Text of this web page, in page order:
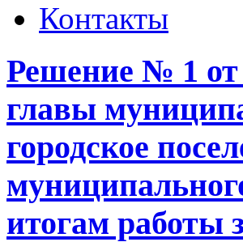
Контакты
Решение № 1 от
главы
городское
итогам работы